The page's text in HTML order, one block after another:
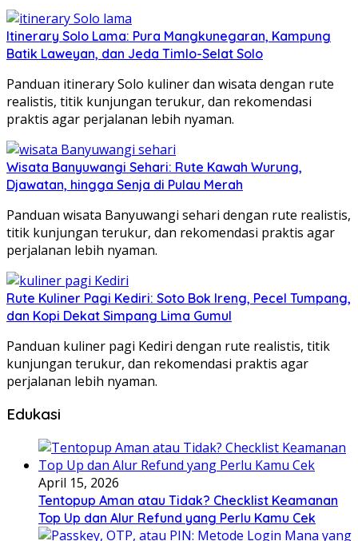
Itinerary Solo Lama: Pura Mangkunegaran, Kampung
Batik Laweyan, dan Jeda Timlo-Selat Solo
Panduan itinerary Solo kuliner dan wisata dengan rute
realistis, titik kunjungan terukur, dan rekomendasi
praktis agar perjalanan lebih nyaman.
Wisata Banyuwangi Sehari: Rute Kawah Wurung,
Djawatan, hingga Senja di Pulau Merah
Panduan wisata Banyuwangi sehari dengan rute realistis,
titik kunjungan terukur, dan rekomendasi praktis agar
perjalanan lebih nyaman.
Rute Kuliner Pagi Kediri: Soto Bok Ireng, Pecel Tumpang,
dan Kopi Dekat Simpang Lima Gumul
Panduan kuliner pagi Kediri dengan rute realistis, titik
kunjungan terukur, dan rekomendasi praktis agar
perjalanan lebih nyaman.
Edukasi
April 15, 2026
Tentopup Aman atau Tidak? Checklist Keamanan
Top Up dan Alur Refund yang Perlu Kamu Cek